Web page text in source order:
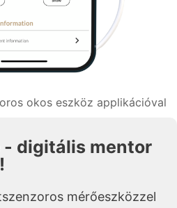
okos eszköz applikációval
- digitális mentor
mérőeszközzel